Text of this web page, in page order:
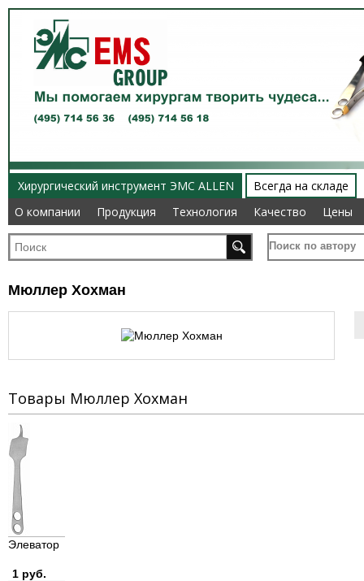
Хирургический инструмент ЭМС ALLEN
О компании
Продукция Технология Качество Цены
Всегда на складе
О компании
Продукция Технология Качество Цены
Поиск по автору
Мюллер Хохман
Товары Мюллер Хохман
Элеватор
1 руб.